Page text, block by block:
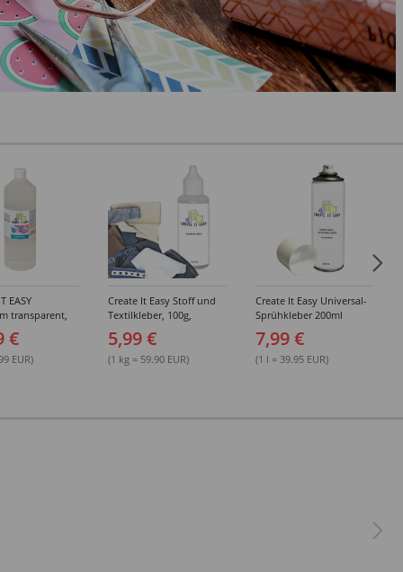
EASY
transparent,
€
EUR)
Create It Easy Stoff und
Textilkleber, 100g,
Kunststoffflasche mit
Maldüse
5,99 €
(1 kg = 59.90 EUR)
Create It Easy Universal-
Sprühkleber 200ml
(permanent)
7,99 €
(1 l = 39.95 EUR)